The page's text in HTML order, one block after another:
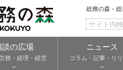
総務の森 - 総
談の広場
務・経理・経営
ニュース
コラム・記事・リ